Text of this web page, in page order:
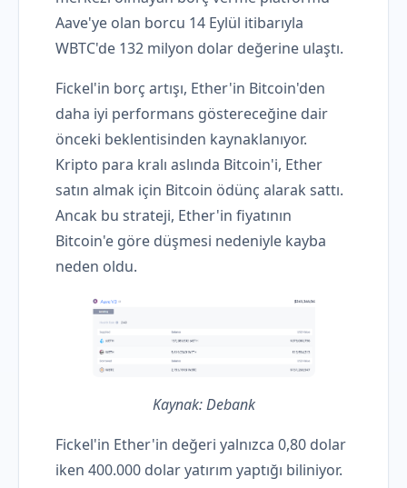
Aave'ye olan borcu 14 Eylül itibarıyla
WBTC'de 132 milyon dolar değerine ulaştı.
Fickel'in borç artışı, Ether'in Bitcoin'den
daha iyi performans göstereceğine dair
önceki beklentisinden kaynaklanıyor.
Kripto para kralı aslında Bitcoin'i, Ether
satın almak için Bitcoin ödünç alarak sattı.
Ancak bu strateji, Ether'in fiyatının
Bitcoin'e göre düşmesi nedeniyle kayba
neden oldu.
Kaynak: Debank
Fickel'in Ether'in değeri yalnızca 0,80 dolar
iken 400.000 dolar yatırım yaptığı biliniyor.